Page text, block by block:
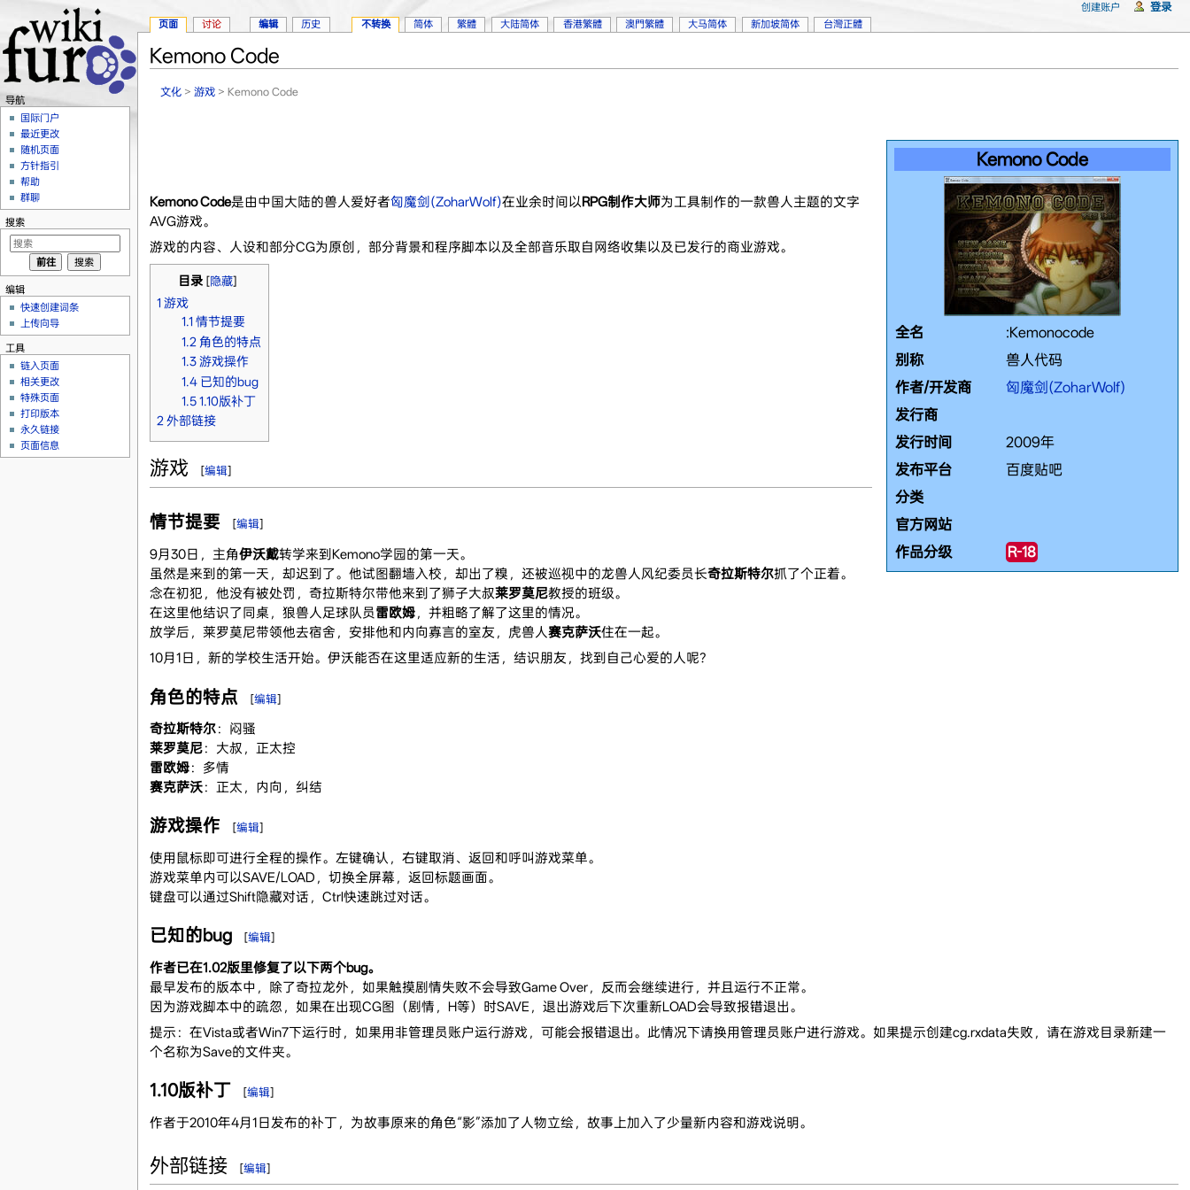
Kemono Code
文化 >游戏 > Kemono Code
Kemono Code
全名
:Kemonocode
别称
兽人代码
作者/开发商
匈魔剑(ZoharWolf)
发行商
发行时间
2009年
发布平台
百度贴吧
分类
官方网站
作品分级
R-18
Kemono Code是由中国大陆的兽人爱好者匈魔剑(ZoharWolf)在业余时间以RPG制作大师为工具制作的一款兽人主题的文字
AVG游戏。
游戏的内容、人设和部分CG为原创，部分背景和程序脚本以及全部音乐取自网络收集以及已发行的商业游戏。
目录 [隐藏]
1 游戏
1.1 情节提要
1.2 角色的特点
1.3游戏操作
1.4 已知的bug
1.51.10版补丁
2 外部链接
游戏 [编辑]
情节提要 [编辑]
9月30日，主角伊沃戴转学来到Kemono学园的第一天。
虽然是来到的第一天，却迟到了。他试图翻墙入校，却出了糗，还被巡视中的龙兽人风纪委员长奇拉斯特尔抓了个正着。
念在初犯，他没有被处罚，奇拉斯特尔带他来到了狮子大叔莱罗莫尼教授的班级。
在这里他结识了同桌，狼兽人足球队员雷欧姆，并粗略了解了这里的情况。
放学后，莱罗莫尼带领他去宿舍，安排他和内向寡言的室友，虎兽人赛克萨沃住在一起。
10月1日，新的学校生活开始。伊沃能否在这里适应新的生活，结识朋友，找到自己心爱的人呢？
角色的特点 [编辑]
奇拉斯特尔：闷骚
莱罗莫尼：大叔，正太控
雷欧姆：多情
赛克萨沃：正太，内向，纠结
游戏操作 [编辑]
使用鼠标即可进行全程的操作。左键确认，右键取消、返回和呼叫游戏菜单。
游戏菜单内可以SAVE/LOAD，切换全屏幕，返回标题画面。
键盘可以通过Shift隐藏对话，Ctrl快速跳过对话。
已知的bug [编辑]
作者已在1.02版里修复了以下两个bug。
最早发布的版本中，除了奇拉龙外，如果触摸剧情失败不会导致Game Over，反而会继续进行，并且运行不正常。
因为游戏脚本中的疏忽，如果在出现CG图（剧情，H等）时SAVE，退出游戏后下次重新LOAD会导致报错退出。
提示：在Vista或者Win7下运行时，如果用非管理员账户运行游戏，可能会报错退出。此情况下请换用管理员账户进行游戏。如果提示创建cg.rxdata失败，请在游戏目录新建一
个名称为Save的文件夹。
1.10版补丁 [编辑]
作者于2010年4月1日发布的补丁，为故事原来的角色“影”添加了人物立绘，故事上加入了少量新内容和游戏说明。
外部链接 [编辑]
页面 讨论 编辑 历史 不转换 简体 繁體 大陆简体 香港繁體 澳門繁體 大马简体 新加坡简体 台灣正體
创建账户 登录
导航
国际门户
最近更改
随机页面
方针指引
帮助
群聊
搜索
编辑
快速创建词条
上传向导
工具
链入页面
相关更改
特殊页面
打印版本
永久链接
页面信息